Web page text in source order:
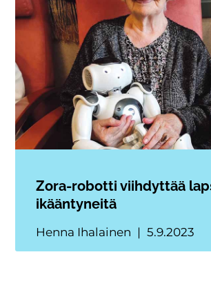
Zora-robotti viihdyttää
ikääntyneitä
Henna Ihalainen 5.9.2023